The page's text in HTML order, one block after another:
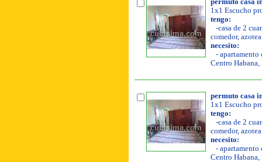
permuto casa
1x1 Escucho
tengo:
-casa de 2
comedor,
necesito:
- apartamento
Centro
permuto casa
1x1 Escucho
tengo:
-casa de 2
comedor,
necesito:
- apartamento
Centro